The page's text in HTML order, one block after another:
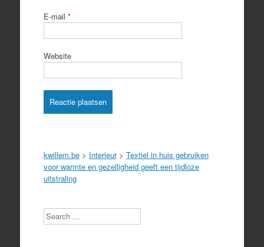
E-mail *
Website
kwillem.be> Interieur> Textiel in huis gebruiken
voor warmte en gezelligheid geeft een tijdloze
uitstraling
Search